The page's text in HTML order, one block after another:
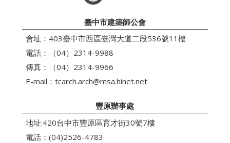
臺中市建築師公會
會址：403臺中市西區臺灣大道二段536號11樓
電話：（04）2314-9988
傳真：（04）2314-9966
E-mail： tcarch.arch@msa.hinet.net
豐原辦事處
地址:420台中市豐原區育才街30號7樓
電話：(04)2526-4783